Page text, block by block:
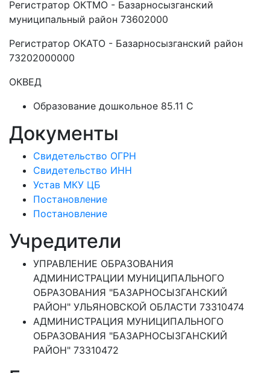
Регистратор ОКТМО - Базарносызганский
муниципальный район 73602000
Регистратор ОКАТО - Базарносызганский район
73202000000
ОКВЕД
Образование дошкольное 85.11 C
Документы
Свидетельство ОГРН
Свидетельство ИНН
Устав МКУ ЦБ
Постановление
Постановление
Учредители
УПРАВЛЕНИЕ ОБРАЗОВАНИЯ
АДМИНИСТРАЦИИ МУНИЦИПАЛЬНОГО
ОБРАЗОВАНИЯ "БАЗАРНОСЫЗГАНСКИЙ
РАЙОН" УЛЬЯНОВСКОЙ ОБЛАСТИ 73310474
АДМИНИСТРАЦИЯ МУНИЦИПАЛЬНОГО
ОБРАЗОВАНИЯ "БАЗАРНОСЫЗГАНСКИЙ
РАЙОН" 73310472